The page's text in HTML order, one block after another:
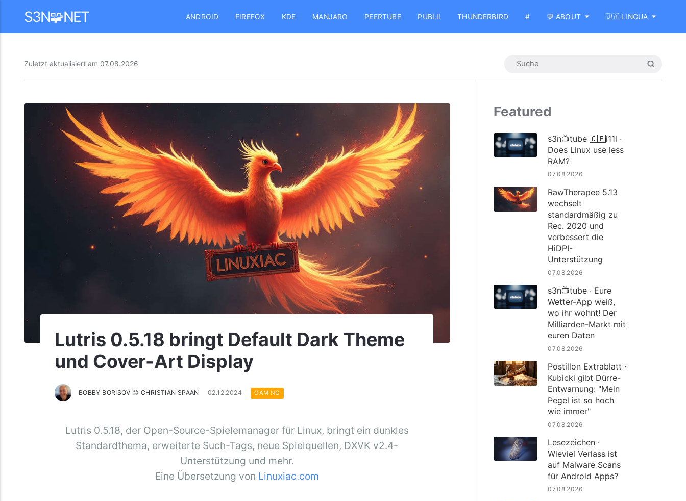
S3N🧩NET ANDROID FIREFOX KDE MANJARO PEERTUBE PUBLII THUNDERBIRD # 💬 ABOUT 🇺🇦 LINGUA
Zuletzt aktualisiert am 07.08.2026
Lutris 0.5.18 bringt Default Dark Theme
und Cover-Art Display
BOBBY BORISOV 😛 CHRISTIAN SPAAN 02.12.2024 GAMING
Lutris 0.5.18, der Open-Source-Spielemanager für Linux, bringt ein dunkles
Standardthema, erweiterte Such-Tags, neue Spielquellen, DXVK v2.4-
Unterstützung und mehr.
Eine Übersetzung von Linuxiac.com
Featured
s3n📺tube 🇬🇧i11l ·
Does Linux use less
RAM?
07.08.2026
RawTherapee 5.13
wechselt
standardmäßig zu
Rec. 2020 und
verbessert die
HiDPI-
Unterstützung
07.08.2026
s3n📺tube · Eure
Wetter-App weiß,
wo ihr wohnt! Der
Milliarden-Markt mit
euren Daten
07.08.2026
Postillon Extrablatt ·
Kubicki gibt Dürre-
Entwarnung: "Mein
Pegel ist so hoch
wie immer"
07.08.2026
Lesezeichen ·
Wieviel Verlass ist
auf Malware Scans
für Android Apps?
07.08.2026